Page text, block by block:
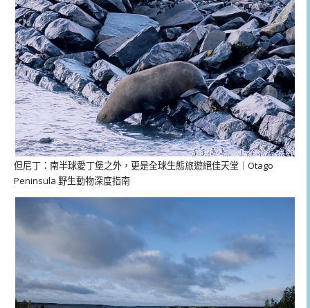
但尼丁：南半球愛丁堡之外，更是全球生態旅遊絕佳天堂｜Otago
Peninsula 野生動物深度指南